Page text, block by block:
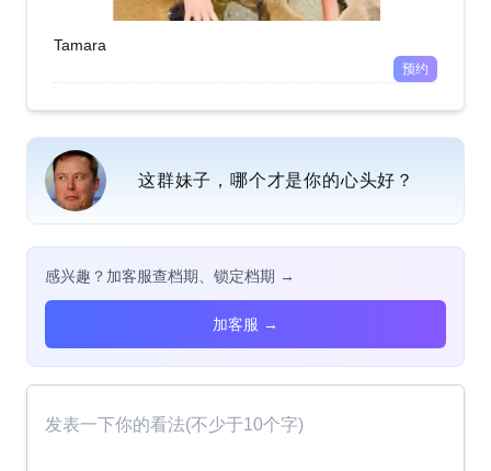
Tamara
预约
这群妹子，哪个才是你的心头好？
感兴趣？加客服查档期、锁定档期 →
加客服 →